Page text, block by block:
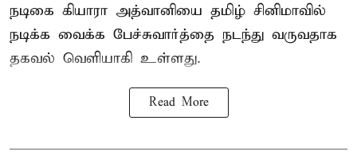
நடிகை கியாரா அத்வானியை தமிழ் சினிமாவில்
நடிக்க வைக்க பேச்சுவார்த்தை நடந்து வருவதாக
தகவல் வெளியாகி உள்ளது.
Read More